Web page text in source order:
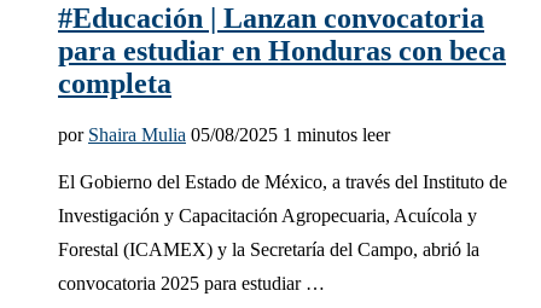
#Educación | Lanzan convocatoria
para estudiar en Honduras con beca
completa
por Shaira Mulia 05/08/2025 1 minutos leer
El Gobierno del Estado de México, a través del Instituto de
Investigación y Capacitación Agropecuaria, Acuícola y
Forestal (ICAMEX) y la Secretaría del Campo, abrió la
convocatoria 2025 para estudiar …